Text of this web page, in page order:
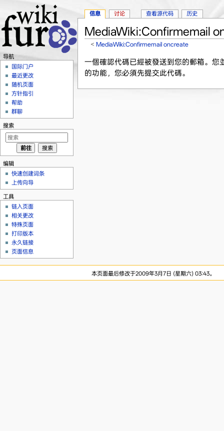
MediaWiki:Confirmemail
<MediaWiki:Confirmemail oncreate
一個確認代碼已經被發送到您的郵箱。您
的功能，您必須先提交此代碼。
信息 讨论 查看源代码 历史
导航
国际门户
最近更改
随机页面
方针指引
帮助
群聊
搜索
编辑
快速创建词条
上传向导
工具
链入页面
相关更改
特殊页面
打印版本
永久链接
页面信息
本页面最后修改于2009年3月7日 (星期六) 03:43。